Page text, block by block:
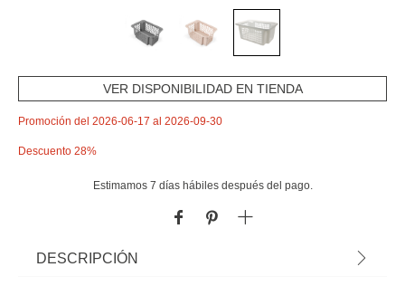
VER DISPONIBILIDAD EN TIENDA
Promoción del 2026-06-17 al 2026-09-30
Descuento 28%
Estimamos 7 días hábiles después del pago.
DESCRIPCIÓN